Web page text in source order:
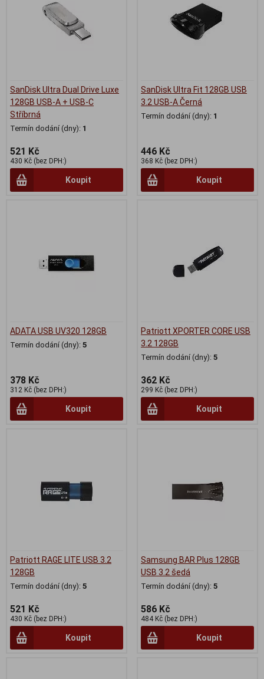
SanDisk Ultra Dual Drive Luxe
128GB USB-A + USB-C
Stříbrná
Termín dodání (dny): 1
521 Kč
430 Kč (bez DPH:)
Koupit
SanDisk Ultra Fit 128GB USB
3.2 USB-A Černá
Termín dodání (dny): 1
446 Kč
368 Kč (bez DPH:)
Koupit
ADATA USB UV320 128GB
Termín dodání (dny): 5
378 Kč
312 Kč (bez DPH:)
Koupit
Patriott XPORTER CORE USB
3.2 128GB
Termín dodání (dny): 5
362 Kč
299 Kč (bez DPH:)
Koupit
Patriott RAGE LITE USB 3.2
128GB
Termín dodání (dny): 5
521 Kč
430 Kč (bez DPH:)
Koupit
Samsung BAR Plus 128GB
USB 3.2 šedá
Termín dodání (dny): 5
586 Kč
484 Kč (bez DPH:)
Koupit